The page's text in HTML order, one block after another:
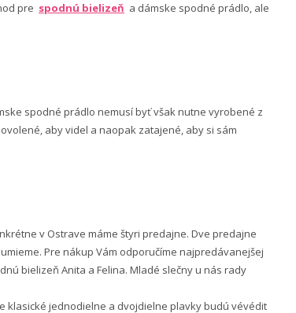
pre spodnú bielizeň a dámske spodné prádlo, ale
spodné prádlo nemusí byť však nutne vyrobené z
aby videl a naopak zatajené, aby si sám
v Ostrave máme štyri predajne. Dve predajne
Pre nákup Vám odporučíme najpredávanejšej
bielizeň Anita a Felina. Mladé slečny u nás rady
klasické jednodielne a dvojdielne plavky budú vévédit